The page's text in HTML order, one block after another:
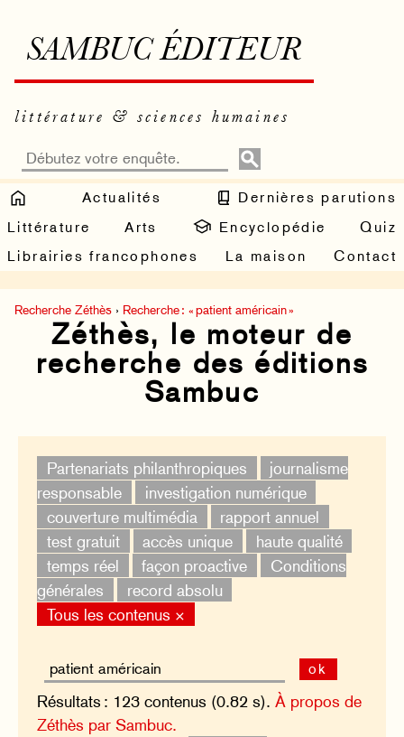
SAMBUC ÉDITEUR
littérature & sciences humaines
Actualités
Dernières parutions
Littérature
Arts Encyclopédie
Quiz
Librairies francophones
La maison Contact
Recherche Zéthès › Recherche : « patient américain »
Zéthès, le moteur de
recherche des éditions
Sambuc
Partenariats philanthropiques
journalisme
responsable
investigation numérique
couverture multimédia
rapport annuel
test gratuit
accès unique
haute qualité
temps réel
façon proactive
Conditions
générales
record absolu
Tous les contenus ×
ok
Résultats : 123 contenus (0.82 s).À propos de
Zéthès par Sambuc.